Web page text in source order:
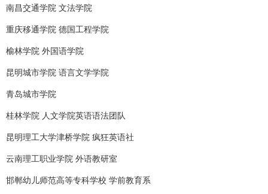
南昌交通学院 文法学院
重庆移通学院 德国工程学院
榆林学院 外国语学院
昆明城市学院 语言文学学院
青岛城市学院
桂林学院 人文学院英语语法团队
昆明理工大学津桥学院 疯狂英语社
云南理工职业学院 外语教研室
邯郸幼儿师范高等专科学校 学前教育系